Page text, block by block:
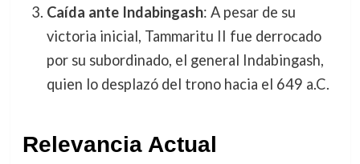
Caída ante Indabingash: A pesar de su
victoria inicial, Tammaritu II fue derrocado
por su subordinado, el general Indabingash,
quien lo desplazó del trono hacia el 649 a.C.
Relevancia Actual